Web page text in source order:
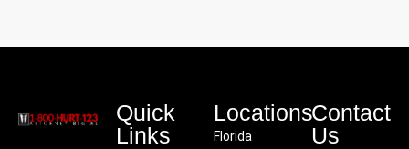
Quick
Links
Locations
Florida
Contact
Us